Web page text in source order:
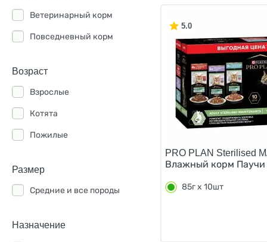
All Cats
AlphaPet
Animonda
Award
Best Dinner
BioMenu
Ветеринарный корм
Повседневный корм
Возраст
Взрослые
Котята
Пожилые
Размер
Средние и все породы
Назначение
5.0
PRO PLAN Sterilised
Влажный корм Паучи
85г х 10шт